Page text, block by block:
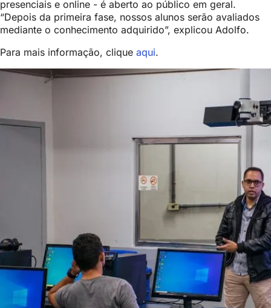
presenciais e online - é aberto ao público em geral.
“Depois da primeira fase, nossos alunos serão avaliados
mediante o conhecimento adquirido”, explicou Adolfo.
Para mais informação, clique aqui.